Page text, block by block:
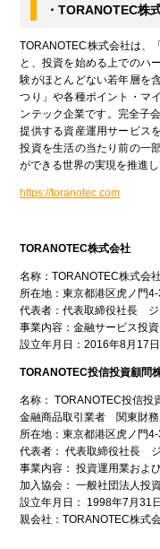
・TORANOTEC株
TORANOTEC株式会社は、
と、投資を始める上でのハ
験がほとんどない若年層を
つり」や各種ポイント・マ
ンテック企業です。完全子
提供する資産運用サービス
投資を生活の当たり前の一
ができる世界の実現を推進し
https://toranotec.com
TORANOTEC株式会社
名称：TORANOTEC株式会社
所在地：東京都港区虎ノ門
代表者：代表取締役社長 ジ
事業内容：金融サービス投
設立年月日：2016年8月17日
TORANOTEC投信投資顧問
名称： TORANOTEC投信投
金融商品取引業者 関東財
所在地：東京都港区虎ノ門
代表者： 代表取締役社長
事業内容： 投資運用業およ
加入協会： 一般社団法人投
設立年月日： 1998年7月31日
親会社：TORANOTEC株式